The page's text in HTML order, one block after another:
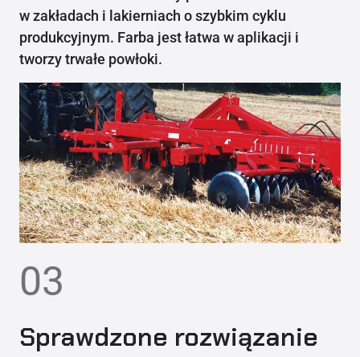
w zakładach i lakierniach o szybkim cyklu
produkcyjnym. Farba jest łatwa w aplikacji i
tworzy trwałe powłoki.
03
Sprawdzone rozwiązanie